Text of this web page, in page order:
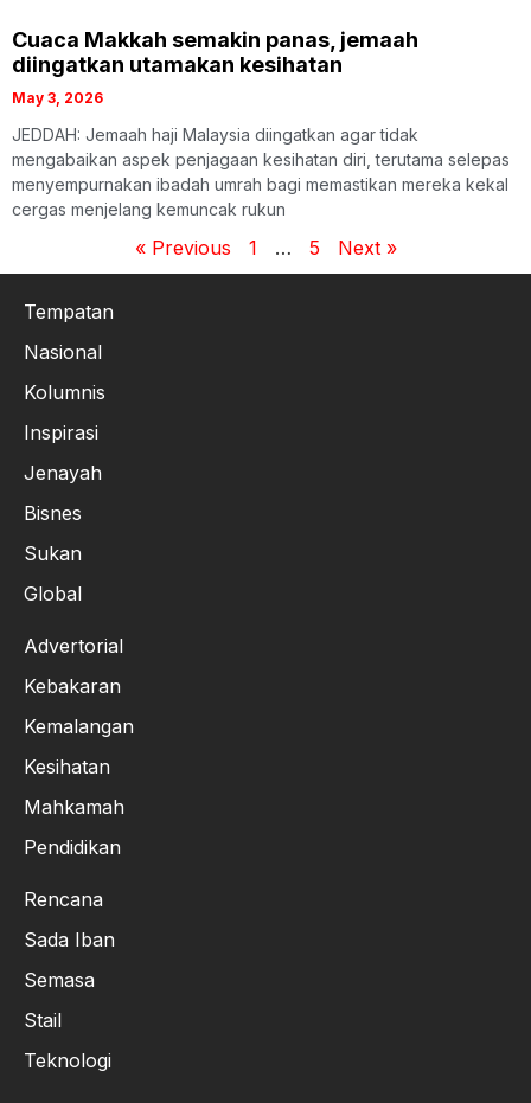
Cuaca Makkah semakin panas, jemaah
diingatkan utamakan kesihatan
May 3, 2026
JEDDAH: Jemaah haji Malaysia diingatkan agar tidak
mengabaikan aspek penjagaan kesihatan diri, terutama selepas
menyempurnakan ibadah umrah bagi memastikan mereka kekal
cergas menjelang kemuncak rukun
« Previous 1 … 5 Next »
Tempatan
Nasional
Kolumnis
Inspirasi
Jenayah
Bisnes
Sukan
Global
Advertorial
Kebakaran
Kemalangan
Kesihatan
Mahkamah
Pendidikan
Rencana
Sada Iban
Semasa
Stail
Teknologi